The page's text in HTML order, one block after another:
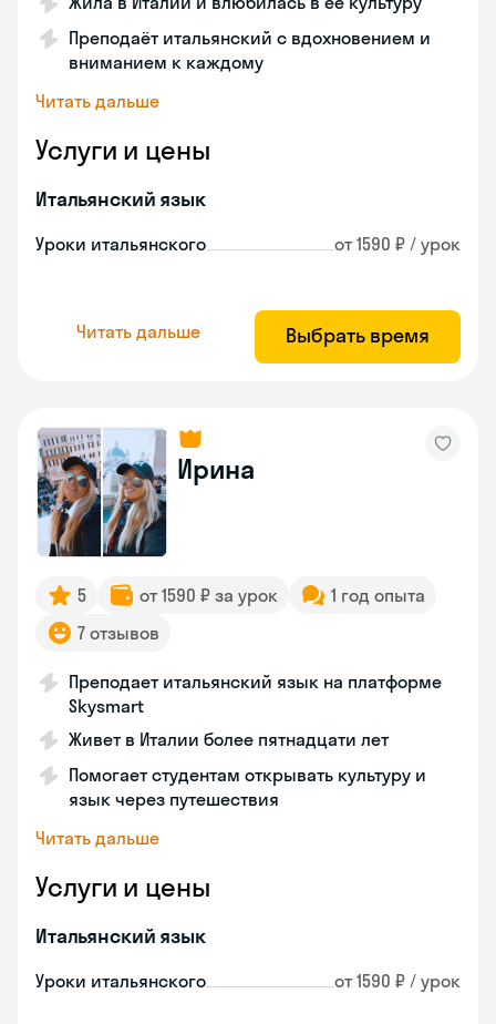
Преподаёт итальянский с вдохновением и
вниманием к каждому
Читать дальше
Услуги и цены
Итальянский язык
Уроки итальянского от 1590 ₽ / урок
Читать дальше Выбрать время
Ирина
5 от 1590 ₽ за урок
1 год опыта
7 отзывов
Преподает итальянский язык на платформе
Skysmart
Живет в Италии более пятнадцати лет
Помогает студентам открывать культуру и
язык через путешествия
Читать дальше
Услуги и цены
Итальянский язык
Уроки итальянского от 1590 ₽ / урок